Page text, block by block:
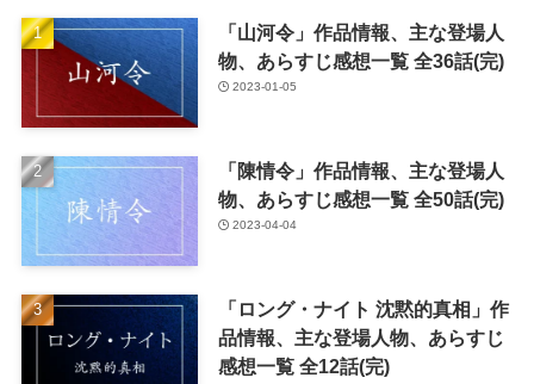
「山河令」作品情報、主な登場人
物、あらすじ感想一覧 全36話(完)
2023-01-05
「陳情令」作品情報、主な登場人
物、あらすじ感想一覧 全50話(完)
2023-04-04
「ロング・ナイト 沈黙的真相」作
品情報、主な登場人物、あらすじ
感想一覧 全12話(完)